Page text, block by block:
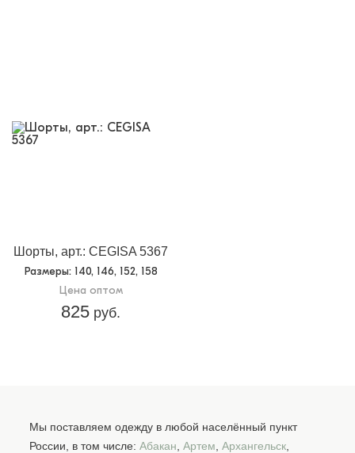
Шорты, арт.: CEGISA 5367
Размеры: 140, 146, 152, 158
Цена оптом
825 руб.
Мы поставляем одежду в любой населённый пункт
России, в том числе: Абакан Артем Архангельск